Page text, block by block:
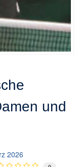
und
2026